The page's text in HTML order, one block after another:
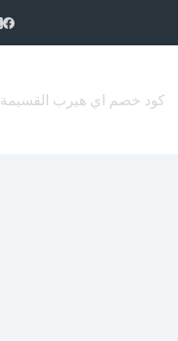
كود خصم اي هيرب القسيمة HAD3514